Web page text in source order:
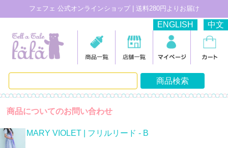
フェフェ 公式オンラインショップ | 送料280円よりお届け
ENGLISH 中文
商品についてのお問い合わせ
MARY VIOLET | フリルリード - B